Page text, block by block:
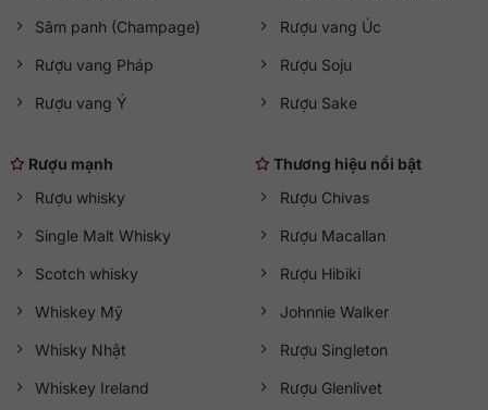
Sâm panh (Champage)
Rượu vang Pháp
Rượu vang Ý
Rượu vang Úc
Rượu Soju
Rượu Sake
Rượu mạnh
Rượu whisky
Single Malt Whisky
Scotch whisky
Whiskey Mỹ
Whisky Nhật
Whiskey Ireland
Thương hiệu nổi bật
Rượu Chivas
Rượu Macallan
Rượu Hibiki
Johnnie Walker
Rượu Singleton
Rượu Glenlivet